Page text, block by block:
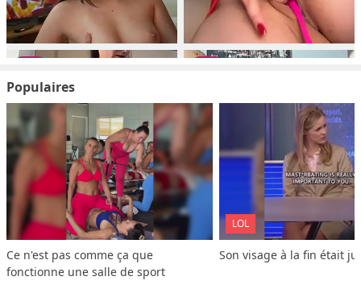
Populaires
Ce n'est pas comme ça que
fonctionne une salle de sport
LOL
Son visage à la fin était